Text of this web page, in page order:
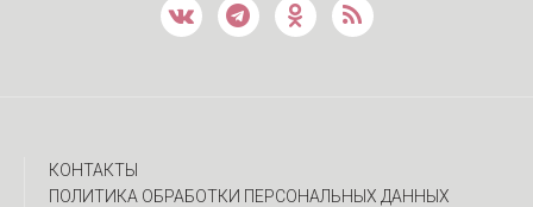
КОНТАКТЫ
ПОЛИТИКА ОБРАБОТКИ ПЕРСОНАЛЬНЫХ ДАННЫХ